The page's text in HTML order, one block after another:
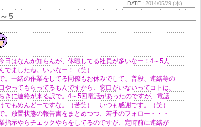
DATE : 2014/05/29 (木)
5
日はなんか知らんが、休暇してる社員が多いなー！4～5人
でましたね。いいなー！（笑）
。一緒の作業をしてる同僚もお休みでして、普段、連絡等の
やってもらってるもんですから、窓口がいないってコトは、
きに連絡が来る訳で。4～5回電話があったのですが、電話
でもめんどーですな。（苦笑） いつも感謝です。（笑）
。放置状態の報告書をまとめつつ、若手のフォロー・・・
指示やらチェックやらをしてるのですが、定時前に連絡が